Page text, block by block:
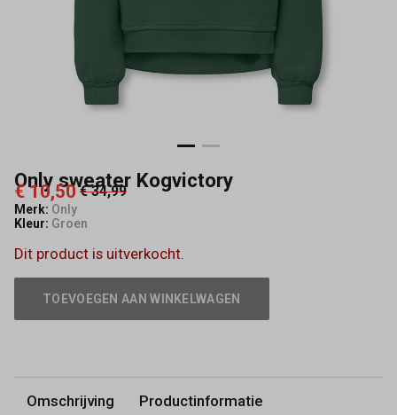
Only sweater Kogvictory
€ 10,50 € 34,99
Merk: Only
Kleur: Groen
Dit product is uitverkocht.
TOEVOEGEN AAN WINKELWAGEN
Omschrijving Productinformatie